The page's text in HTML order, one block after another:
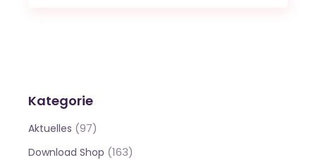
Kategorie
Aktuelles (97)
Download Shop (163)